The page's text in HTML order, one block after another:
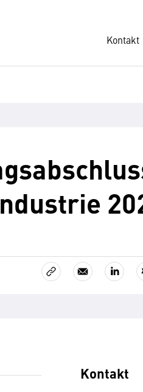
Kontakt
Kontakt